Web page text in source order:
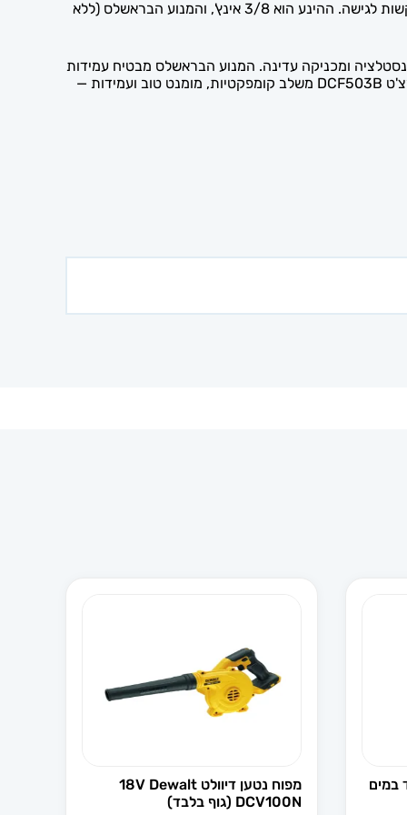
הרצ'ט הנטען DeWALT DCF503B 12V הוא כלי קומפקטי לסגירה ולפתיחה של ברגים ואומים, המתאים במיוחד לעבודה בנקודות קשות לגישה. ההינע הוא 3/8 אינץ', והמנוע הבראשלס (ללא
ומכניקה עדינה. המנוע הבראשלס מבטיח עמידות
וזמן עבודה ארוך. הוא מסופק כגוף בלבד לשילוב עם סוללות דיוולט 12V. DeWALT היא מותג מוביל עולמי בכלי עבודה מקצועיים. הרצ'ט DCF503B משלב קומפקטיות, מומנט טוב ועמידות —
במים
מפוח נטען דיוולט 18V Dewalt
DCV100N (גוף בלבד)